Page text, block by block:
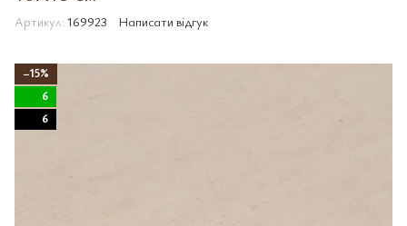
Артикул: 169923 Написати відгук
−15%
6
6